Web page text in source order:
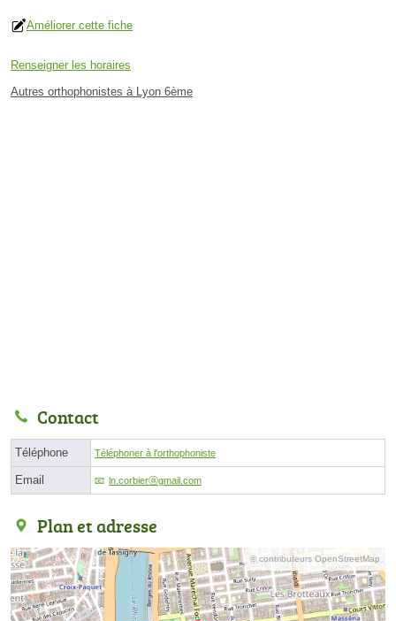
Améliorer cette fiche
Renseigner les horaires
Autres orthophonistes à Lyon 6ème
Contact
Téléphone Téléphoner à l'orthophoniste
Email ln.corbierⓐgmail.com
Plan et adresse
© contributeurs OpenStreetMap